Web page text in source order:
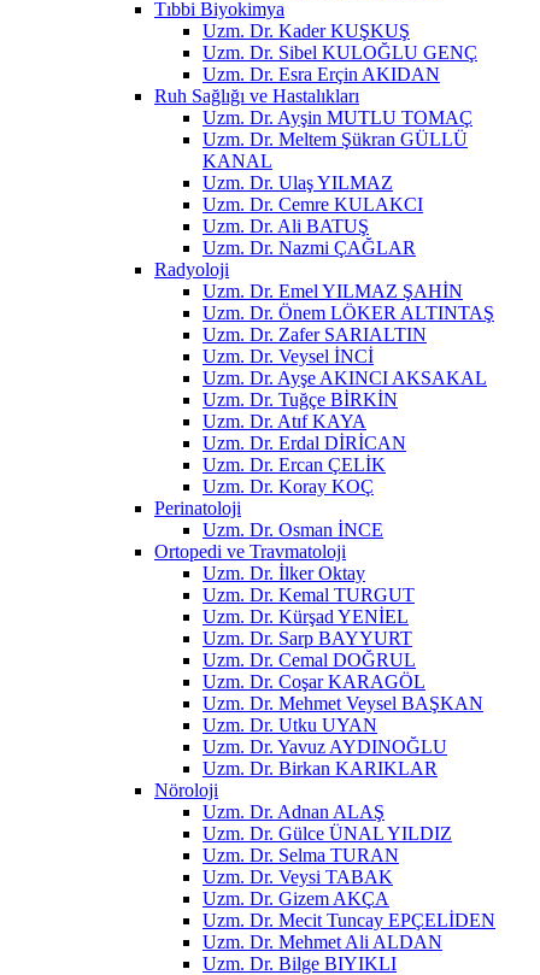
Tıbbi Biyokimya
Uzm. Dr. Kader KUŞKUŞ
Uzm. Dr. Sibel KULOĞLU GENÇ
Uzm. Dr. Esra Erçin AKIDAN
Ruh Sağlığı ve Hastalıkları
Uzm. Dr. Ayşin MUTLU TOMAÇ
Uzm. Dr. Meltem Şükran GÜLLÜ
KANAL
Uzm. Dr. Ulaş YILMAZ
Uzm. Dr. Cemre KULAKCI
Uzm. Dr. Ali BATUŞ
Uzm. Dr. Nazmi ÇAĞLAR
Radyoloji
Uzm. Dr. Emel YILMAZ ŞAHİN
Uzm. Dr. Önem LÖKER ALTINTAŞ
Uzm. Dr. Zafer SARIALTIN
Uzm. Dr. Veysel İNCİ
Uzm. Dr. Ayşe AKINCI AKSAKAL
Uzm. Dr. Tuğçe BİRKİN
Uzm. Dr. Atıf KAYA
Uzm. Dr. Erdal DİRİCAN
Uzm. Dr. Ercan ÇELİK
Uzm. Dr. Koray KOÇ
Perinatoloji
Uzm. Dr. Osman İNCE
Ortopedi ve Travmatoloji
Uzm. Dr. İlker Oktay
Uzm. Dr. Kemal TURGUT
Uzm. Dr. Kürşad YENİEL
Uzm. Dr. Sarp BAYYURT
Uzm. Dr. Cemal DOĞRUL
Uzm. Dr. Coşar KARAGÖL
Uzm. Dr. Mehmet Veysel BAŞKAN
Uzm. Dr. Utku UYAN
Uzm. Dr. Yavuz AYDINOĞLU
Uzm. Dr. Birkan KARIKLAR
Nöroloji
Uzm. Dr. Adnan ALAŞ
Uzm. Dr. Gülce ÜNAL YILDIZ
Uzm. Dr. Selma TURAN
Uzm. Dr. Veysi TABAK
Uzm. Dr. Gizem AKÇA
Uzm. Dr. Mecit Tuncay EPÇELİDEN
Uzm. Dr. Mehmet Ali ALDAN
Uzm. Dr. Bilge BIYIKLI